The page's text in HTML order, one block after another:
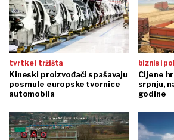
tvrtke i tržišta
Kineski proizvođači spašavaju
posrnule europske tvornice
automobila
biznis i
Cijene
srpnju,
godine